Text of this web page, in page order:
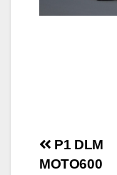
P1 DLM
MOTO600